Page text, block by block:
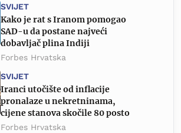
SVIJET
Kako je rat s Iranom pomogao
SAD-u da postane najveći
dobavljač plina Indiji
Forbes Hrvatska
SVIJET
Iranci utočište od inflacije
pronalaze u nekretninama,
cijene stanova skočile 80 posto
Forbes Hrvatska